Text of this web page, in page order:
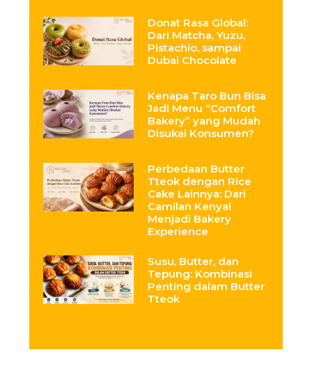
Donat Rasa Global:
Dari Matcha, Yuzu,
Pistachio, sampai
Dubai Chocolate
Kenapa Taro Bun Bisa
Jadi Menu “Comfort
Bakery” yang Mudah
Disukai Konsumen?
Perbedaan Butter
Tteok dengan Rice
Cake Lainnya: Dari
Camilan Kenyal
Menjadi Bakery
Experience
Susu, Butter, dan
Tepung: Kombinasi
Penting dalam Butter
Tteok